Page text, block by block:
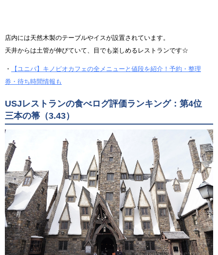
店内には天然木製のテーブルやイスが設置されています。
天井からは土管が伸びていて、目でも楽しめるレストランです☆
・
【ユニバ】キノピオカフェの全メニューと値段を紹介！予約・整理
券・待ち時間情報も
USJレストランの食べログ評価ランキング：第4位
三本の箒（3.43）